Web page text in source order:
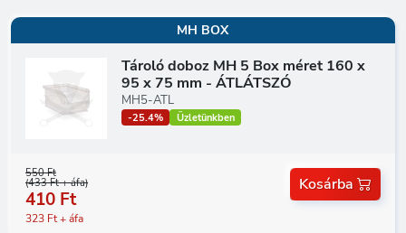
MH BOX
Tároló doboz MH 5 Box méret 160 x
95 x 75 mm - ÁTLÁTSZÓ
MH5-ATL
-25.4% Üzletünkben
550 Ft
(433 Ft + áfa)
410 Ft
323 Ft + áfa
Kosárba